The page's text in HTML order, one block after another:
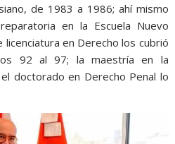
de 1983 a 1986; ahí mismo
en la Escuela Nuevo
en Derecho los cubrió
92 al 97; la maestría en la
doctorado en Derecho Penal lo